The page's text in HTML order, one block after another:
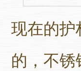
现在的
的，不